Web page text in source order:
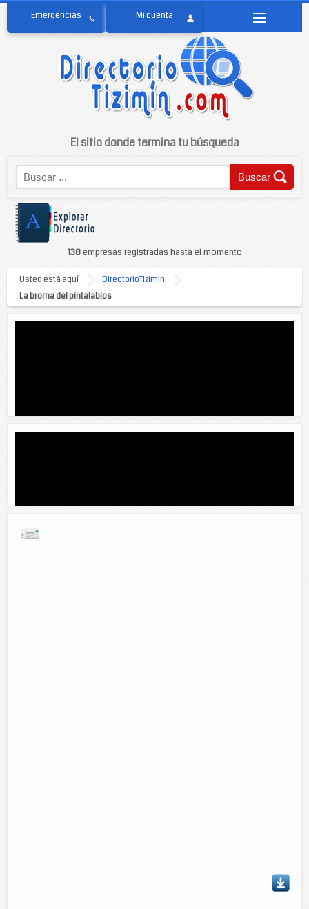
El sitio donde termina tu búsqueda
138empresas registradas hasta el momento
Usted está aquí
DirectorioTizimin
La broma del pintalabios
La broma del pintalabios